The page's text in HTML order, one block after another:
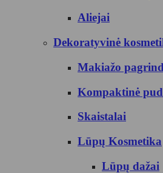
Aliejai
Dekoratyvinė
Makiažo
Kompaktinė
Skaistalai
Lūpų Kosmetika
Lūpų dažai